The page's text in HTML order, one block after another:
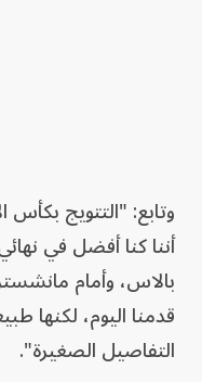
وتابع: "التتويج بكأس
أننا كنا أفضل في
بالاس، وأمام
قدمنا اليوم، لكنها
التفاصيل الصغيرة".